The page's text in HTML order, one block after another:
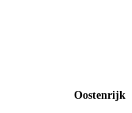
Oostenrijk